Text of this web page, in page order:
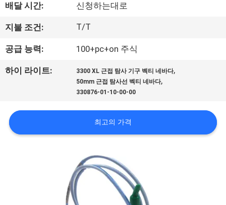
공
장
투
어
품
질
배달 시간: 신청하는대로
지불 조건: T/T
공급 능력: 100+pc+on 주식
하이 라이트: 3300 XL 근접 탐사 기구 벡티 네바다,
50mm 근접 탐사선 벡티 네바다,
330876-01-10-00-00
최고의 가격